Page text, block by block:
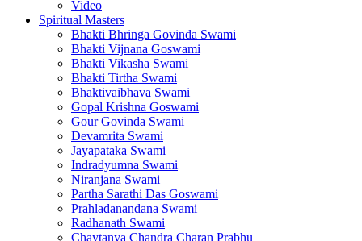
Video
Spiritual Masters
Bhakti Bhringa Govinda Swami
Bhakti Vijnana Goswami
Bhakti Vikasha Swami
Bhakti Tirtha Swami
Bhaktivaibhava Swami
Gopal Krishna Goswami
Gour Govinda Swami
Devamrita Swami
Jayapataka Swami
Indradyumna Swami
Niranjana Swami
Partha Sarathi Das Goswami
Prahladanandana Swami
Radhanath Swami
Chaytanya Chandra Charan Prabhu